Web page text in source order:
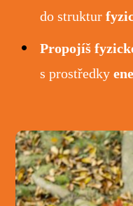
do struktur
Propojíš
s prostředky